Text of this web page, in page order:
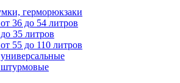
герморюкзаки
36 до 54 литров
35 литров
55 до 110 литров